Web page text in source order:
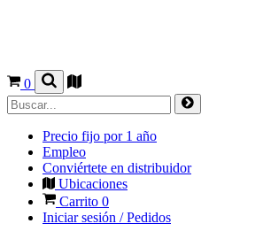
0
Precio fijo por 1 año
Empleo
Conviértete en distribuidor
Ubicaciones
Carrito 0
Iniciar sesión / Pedidos